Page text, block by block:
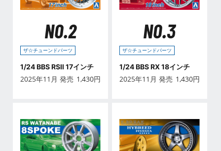
NO.2
ザ☆チューンドパーツ
1/24 BBS RSⅡ 17インチ
2025年11月 発売 1,430円
NO.3
ザ☆チューンドパーツ
1/24 BBS RX 18インチ
2025年11月 発売 1,430円